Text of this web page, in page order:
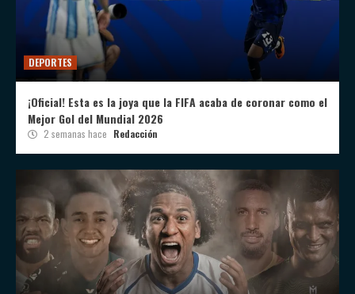
DEPORTES
¡Oficial! Esta es la joya que la FIFA acaba de coronar como el
Mejor Gol del Mundial 2026
2 semanas hace Redacción